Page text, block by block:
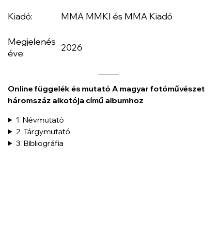
Kiadó: MMA MMKI és MMA Kiadó
Megjelenés
éve:
2026
Online függelék és mutató A magyar fotóművészet
háromszáz alkotója című albumhoz
1. Névmutató
2. Tárgymutató
3. Bibliográfia